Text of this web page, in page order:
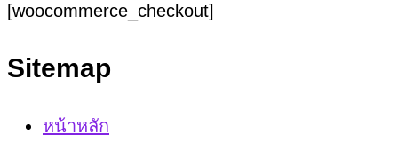
[woocommerce_checkout]
Sitemap
หน้าหลัก